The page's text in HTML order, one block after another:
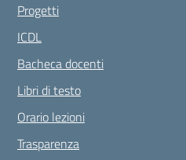
Progetti
ICDL
Bacheca docenti
Libri di testo
Orario lezioni
Trasparenza